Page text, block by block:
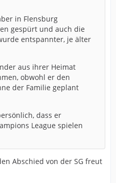
in Flensburg
gespürt und auch die
entspannter, je älter
aus ihrer Heimat
obwohl er den
der Familie geplant
dass er
League spielen
Abschied von der SG freut